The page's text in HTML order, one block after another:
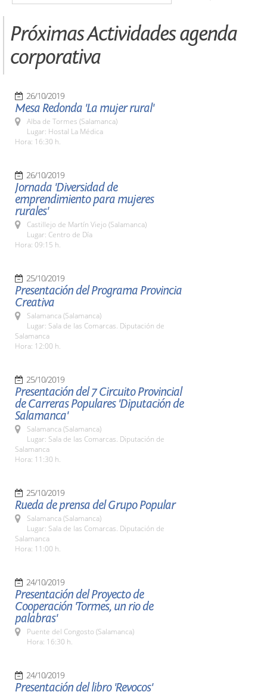
Próximas Actividades agenda
corporativa
26/10/2019
Mesa Redonda 'La mujer rural'
Alba de Tormes (Salamanca)
Lugar: Hostal La Médica
Hora: 16:30 h.
26/10/2019
Jornada 'Diversidad de
emprendimiento para mujeres
rurales'
Castillejo de Martín Viejo (Salamanca)
Lugar: Centro de Día
Hora: 09:15 h.
25/10/2019
Presentación del Programa Provincia
Creativa
Salamanca (Salamanca)
Lugar: Sala de las Comarcas. Diputación de
Salamanca
Hora: 12:00 h.
25/10/2019
Presentación del 7 Circuito Provincial
de Carreras Populares 'Diputación de
Salamanca'
Salamanca (Salamanca)
Lugar: Sala de las Comarcas. Diputación de
Salamanca
Hora: 11:30 h.
25/10/2019
Rueda de prensa del Grupo Popular
Salamanca (Salamanca)
Lugar: Sala de las Comarcas. Diputación de
Salamanca
Hora: 11:00 h.
24/10/2019
Presentación del Proyecto de
Cooperación 'Tormes, un rio de
palabras'
Puente del Congosto (Salamanca)
Hora: 16:30 h.
24/10/2019
Presentación del libro 'Revocos'